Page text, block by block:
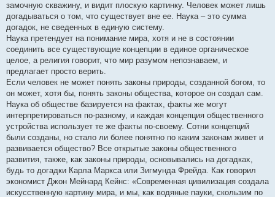
замочную скважину, и видит плоскую картинку. Человек может лишь
догадываться о том, что существует вне ее. Наука – это сумма
догадок, не сведенных в единую систему.
Наука претендует на понимание мира, хотя и не в состоянии
соединить все существующие концепции в единое органическое
целое, а религия говорит, что мир разумом непознаваем, и
предлагает просто верить.
Если человек не может понять законы природы, созданной богом, то
он может, хотя бы, понять законы общества, которое он создал сам.
Наука об обществе базируется на фактах, факты же могут
интерпретироваться по-разному, и каждая концепция общественного
устройства использует те же факты по-своему. Сотни концепций
были созданы, но стало ли более понятно по каким законам живет и
развивается общество? Все открытые законы общественного
развития, также, как законы природы, основывались на догадках,
будь то догадки Карла Маркса или Зигмунда Фрейда. Как говорил
экономист Джон Мейнард Кейнс: «Современная цивилизация создала
искусственную картину мира, и мы, как водяные пауки, скользим по